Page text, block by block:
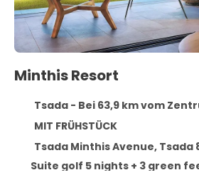
Minthis Resort
Tsada - Bei 63,9 km vom
MIT FRÜHSTÜCK
Tsada Minthis Avenue, Tsada
Suite golf 5 nights + 3 green